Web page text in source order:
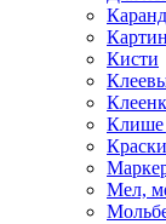
Кисти
Клише
Краски
Мел,